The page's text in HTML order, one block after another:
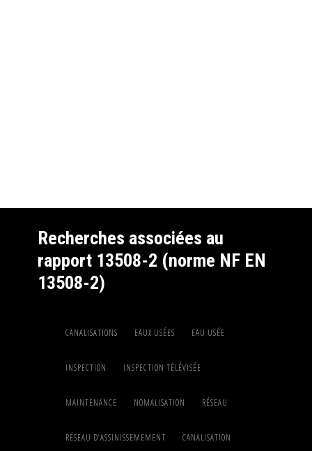
Recherches associées au
rapport 13508-2 (norme NF EN
13508-2)
CANALISATIONS EAUX USÉES EAU USÉE
INSPECTION INSPECTION TÉLÉVISÉE
MAINTENANCE NOMALISATION RÉSEAU
RÉSEAU D’ASSINISSEMEMENT CANALISATION